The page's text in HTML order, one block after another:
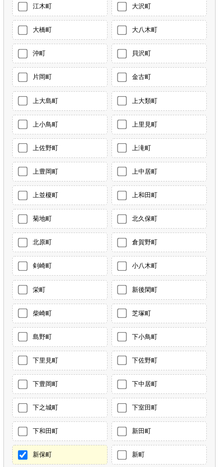
江木町 大沢町
大橋町 大八木町
沖町 貝沢町
片岡町 金古町
上大島町 上大類町
上小鳥町 上里見町
上佐野町 上滝町
上豊岡町 上中居町
上並榎町 上和田町
菊地町 北久保町
北原町 倉賀野町
剣崎町 小八木町
栄町 新後閑町
柴崎町 芝塚町
島野町 下小鳥町
下里見町 下佐野町
下豊岡町 下中居町
下之城町 下室田町
下和田町 新田町
新保町 新町